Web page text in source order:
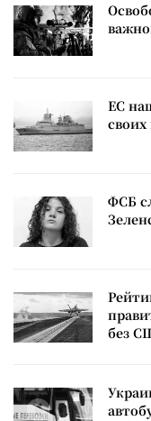
ЕС
ФСБ
без